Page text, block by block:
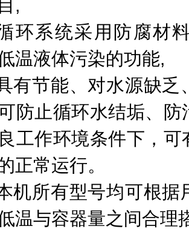
,
环系统采用防腐材
温液体污染的功能,
有节能、对水源缺乏
防止循环水结垢、
工作环境条件下，
正常运行。
机所有型号均可根据
温与容器量之间合理